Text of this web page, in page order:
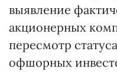
выявление
акционерных
пересмотр
офшорных